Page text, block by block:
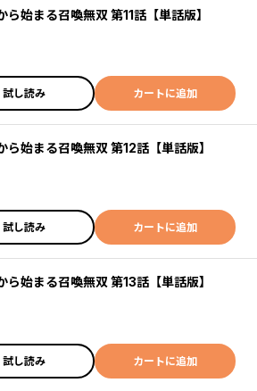
ら始まる召喚無双 第11話【単話版】
試し読み カートに追加
ら始まる召喚無双 第12話【単話版】
試し読み カートに追加
ら始まる召喚無双 第13話【単話版】
試し読み カートに追加